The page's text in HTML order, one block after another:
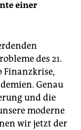
einer
des 21.
Finanzkrise,
Genau
und die
moderne
wir jetzt der